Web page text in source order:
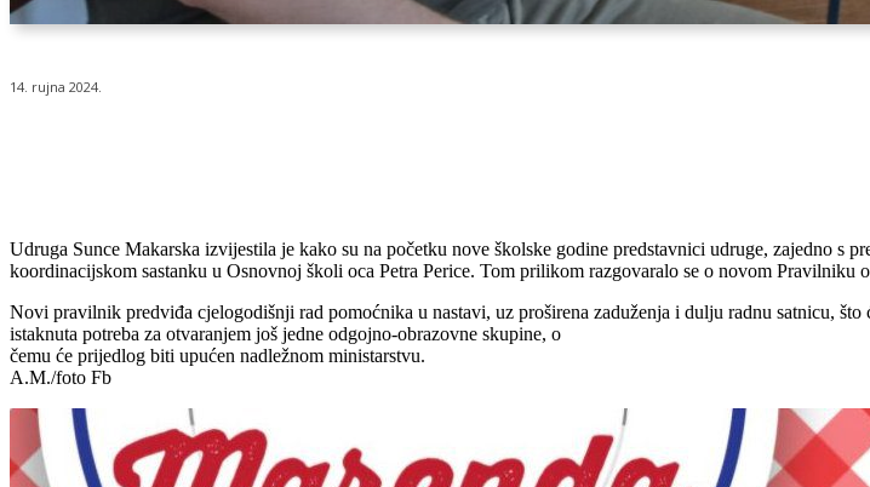
14. rujna 2024.
Udruga Sunce Makarska izvijestila je kako su na početku nove školske godine predstavnici udruge, zajedno s
koordinacijskom sastanku u Osnovnoj školi oca Petra Perice. Tom prilikom razgovaralo se o novom
Novi pravilnik predviđa cjelogodišnji rad pomoćnika u nastavi, uz proširena zaduženja i dulju radnu satnicu,
istaknuta potreba za otvaranjem još jedne odgojno-obrazovne skupine, o
čemu će prijedlog biti upućen nadležnom ministarstvu.
A.M./foto Fb